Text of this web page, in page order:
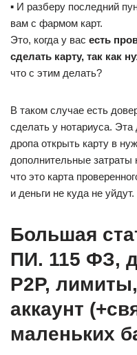
▪️ И разберу последний
вам с фармом карт.
Это, когда у вас есть
сделать карту, так как
что с этим делать?
В таком случае есть
сделать у нотариуса. Эта
дропа открыть карту в
дополнительные затраты
что это карта
и деньги не куда не уйдут.
Большая
ПИ. 115 ФЗ,
P2P,
аккаунт
маленьких